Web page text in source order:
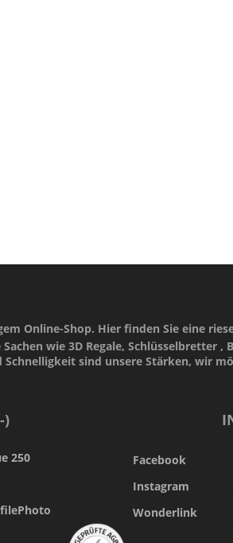
Online-Shop. Hier finden Sie eine
wie 3D Regale, Schlüsselbretter
Schnelligkeitsind unsere Stärken, wir
)
Facebook
Instagram
Wonderlink